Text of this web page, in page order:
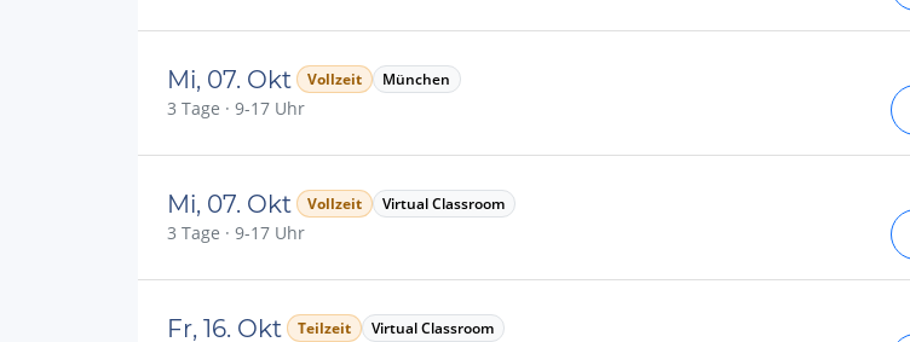
Mi, 07. Okt Vollzeit München
3 Tage · 9-17 Uhr
Mi, 07. Okt Vollzeit Virtual Classroom
3 Tage · 9-17 Uhr
Fr, 16. Okt Teilzeit Virtual Classroom